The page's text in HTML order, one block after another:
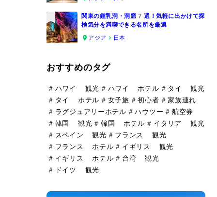
5
関東の鍾乳洞・洞窟7選！気軽に出かけて探
検気分を満喫できる名所を厳選
アジア
日本
おすすめのタグ
# ハワイ 観光 # ハワイ ホテル # タイ 観光
# タイ ホテル # 女子旅 #初心者 #家族連れ
# ラグジュアリーホテル #ハウツー # 航空券
# 韓国 観光 # 韓国 ホテル # イタリア 観光
# スペイン 観光 # フランス 観光
# フランス ホテル # イギリス 観光
# イギリス ホテル # 台湾 観光
#
ドイツ 観光